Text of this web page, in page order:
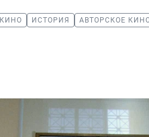
КИНО ИСТОРИЯ АВТОРСКОЕ